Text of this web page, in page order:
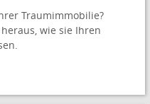
Traumimmobilie?
wie sie Ihren